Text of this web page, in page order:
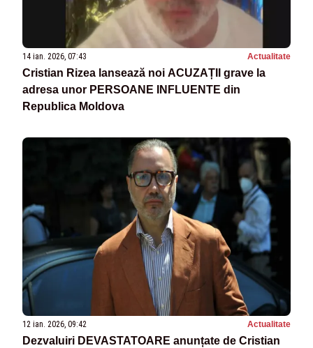
14 ian. 2026, 07:43 Actualitate
Cristian Rizea lansează noi ACUZAȚII grave la
adresa unor PERSOANE INFLUENTE din
Republica Moldova
12 ian. 2026, 09:42 Actualitate
Dezvaluiri DEVASTATOARE anunțate de Cristian